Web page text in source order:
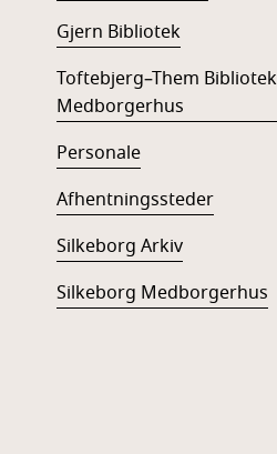
Gjern Bibliotek
Toftebjerg–Them
Medborgerhus
Personale
Afhentningssteder
Silkeborg Arkiv
Silkeborg Medborgerhus